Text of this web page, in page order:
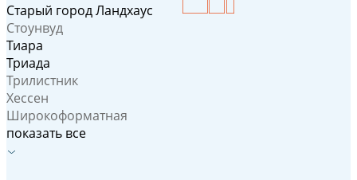
Старый город Ландхаус
Стоунвуд
Тиара
Триада
Трилистник
Хессен
Широкоформатная
показать все